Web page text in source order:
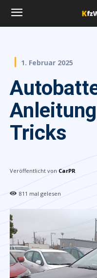
1. Februar 2025
Tricks
Veröffentlicht von CarPR
811 mal gelesen